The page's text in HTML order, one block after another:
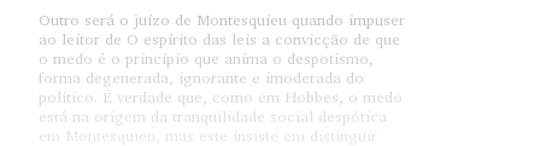
Outro será o juízo de Montesquieu quando impuser
ao leitor de O espírito das leis a convicção de que
o medo é o princípio que anima o despotismo,
forma degenerada, ignorante e imoderada do
político. É verdade que, como em Hobbes, o medo
está na origem da tranquilidade social despótica
em Montesquieu, mas este insiste em distinguir